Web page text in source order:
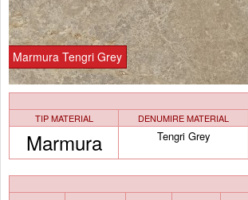
Marmura Tengri Grey
TIP MATERIAL
DENUMIRE MATERIAL
Marmura Tengri Grey